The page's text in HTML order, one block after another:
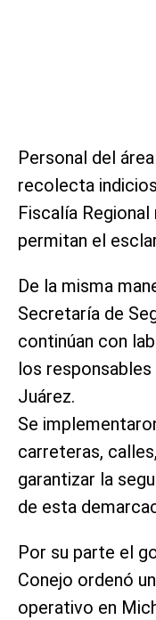
Personal del
recolecta
Fiscalía
permitan el
De la misma
Secretaría de
continúan con
los
Juárez.
Se
carreteras,
garantizar la
de esta
Por su parte el
Conejo ordenó
operativo en